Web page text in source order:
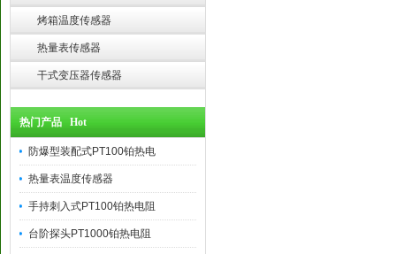
烤箱温度传感器
热量表传感器
干式变压器传感器
热门产品 Hot
防爆型装配式PT100铂热电
热量表温度传感器
手持刺入式PT100铂热电阻
台阶探头PT1000铂热电阻